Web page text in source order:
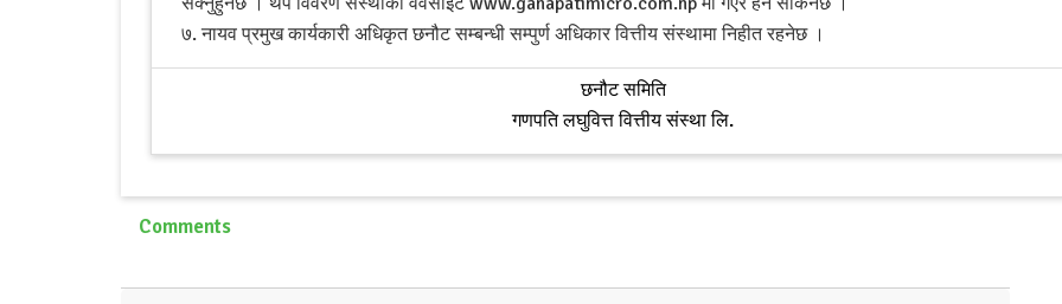
७. नायव प्रमुख कार्यकारी अधिकृत छनौट सम्बन्धी सम्पुर्ण अधिकार वित्तीय संस्थामा निहीत रहनेछ ।
छनौट समिति
गणपति लघुवित्त वित्तीय संस्था लि.
Comments